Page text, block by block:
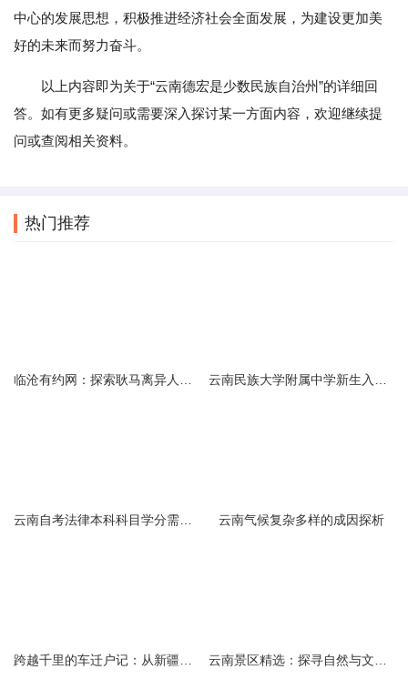
中心的发展思想，积极推进经济社会全面发展，为建设更加美
好的未来而努力奋斗。
以上内容即为关于“云南德宏是少数民族自治州”的详细回
答。如有更多疑问或需要深入探讨某一方面内容，欢迎继续提
问或查阅相关资料。
热门推荐
云南气候复杂多样的成因探析